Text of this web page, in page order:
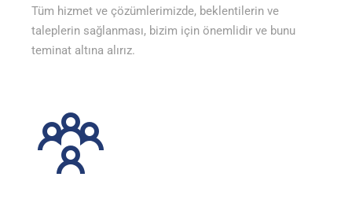
Tüm hizmet ve çözümlerimizde, beklentilerin ve
taleplerin sağlanması, bizim için önemlidir ve bunu
teminat altına alırız.